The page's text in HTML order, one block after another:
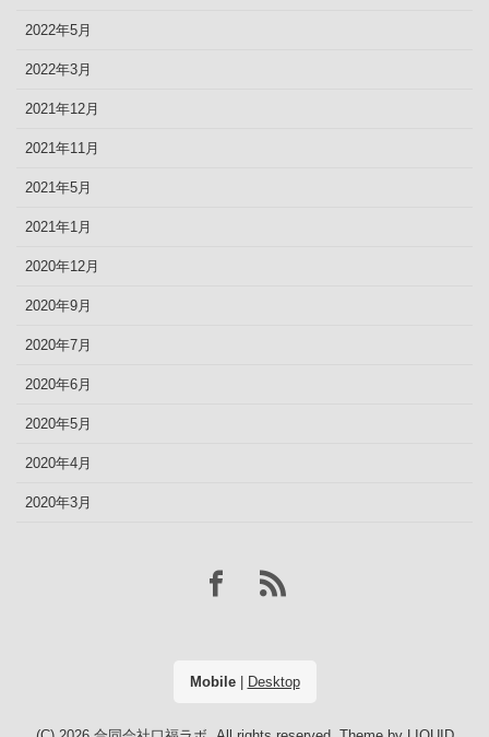
2022年5月
2022年3月
2021年12月
2021年11月
2021年5月
2021年1月
2020年12月
2020年9月
2020年7月
2020年6月
2020年5月
2020年4月
2020年3月
Mobile| Desktop